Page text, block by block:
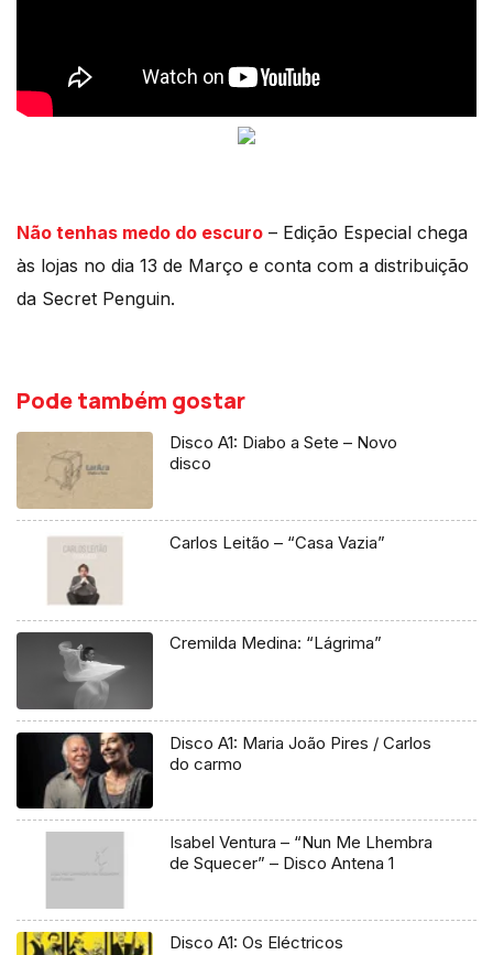
Não tenhas medo do escuro – Edição Especial chega
às lojas no dia 13 de Março e conta com a distribuição
da Secret Penguin.
Pode também gostar
Disco A1: Diabo a Sete – Novo
disco
Carlos Leitão – “Casa Vazia”
Cremilda Medina: “Lágrima”
Disco A1: Maria João Pires / Carlos
do carmo
Isabel Ventura – “Nun Me Lhembra
de Squecer” – Disco Antena 1
Disco A1: Os Eléctricos